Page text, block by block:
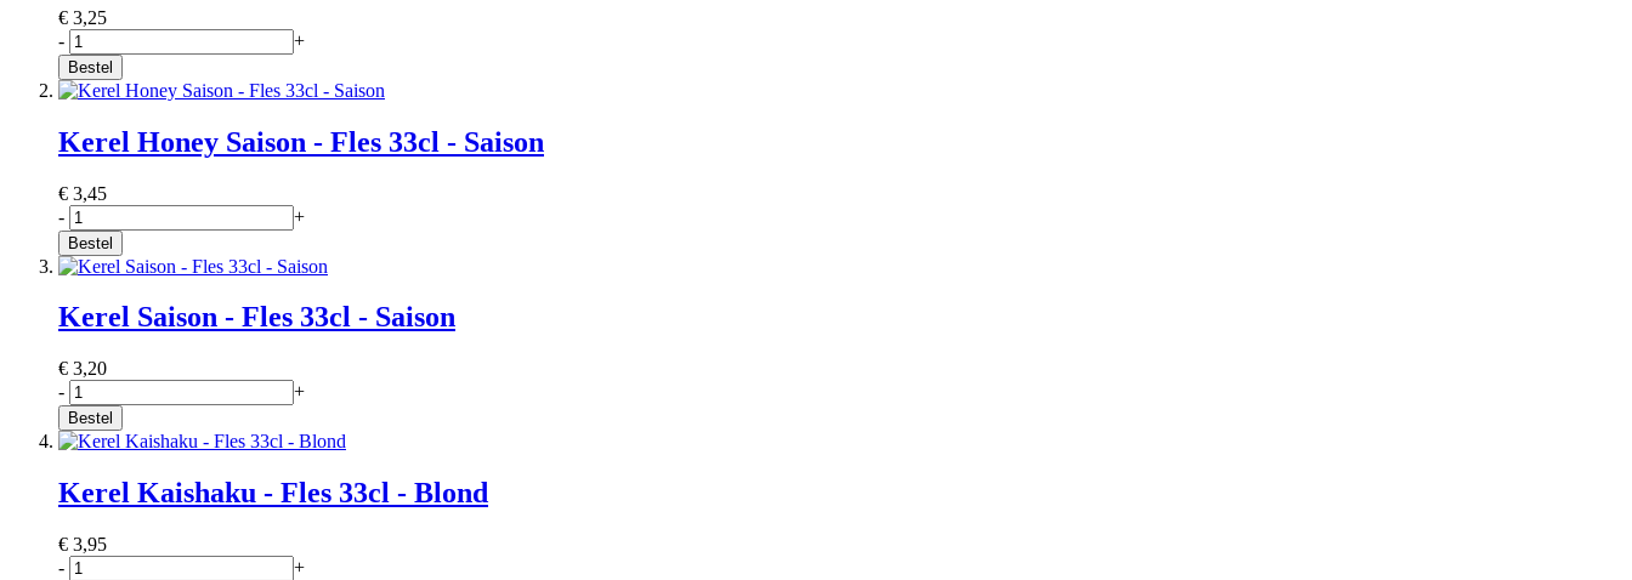
€ 3,25
-
+
Bestel
Kerel Honey Saison - Fles 33cl - Saison
€ 3,45
-
+
Bestel
Kerel Saison - Fles 33cl - Saison
€ 3,20
-
+
Bestel
Kerel Kaishaku - Fles 33cl - Blond
€ 3,95
-
+